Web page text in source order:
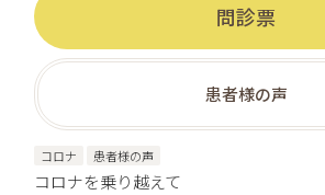
問診票
患者様の声
コロナ 患者様の声
コロナを乗り越えて